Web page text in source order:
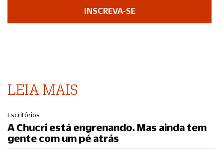
INSCREVA-SE
LEIA MAIS
Escritórios
A Chucri está engrenando. Mas ainda tem
gente com um pé atrás